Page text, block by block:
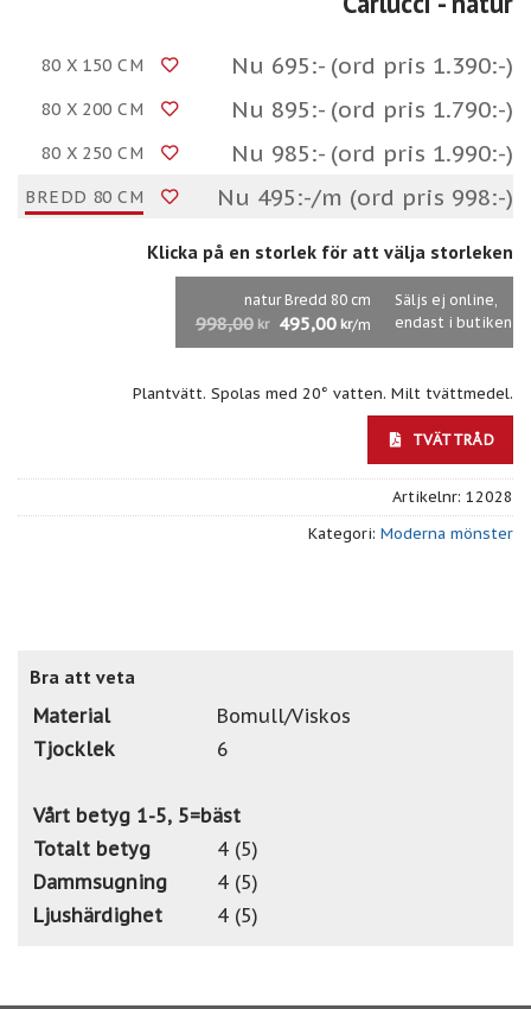
80 X 150 CM Nu 695:- (ord pris 1.390:-)
80 X 200 CM Nu 895:- (ord pris 1.790:-)
80 X 250 CM Nu 985:- (ord pris 1.990:-)
BREDD 80 CM Nu 495:-/m (ord pris 998:-)
Klicka på en storlek för att välja storleken
natur Bredd 80 cm
998,00 kr 495,00 kr/m
Säljs ej online,
endast i butiken
Plantvätt. Spolas med 20° vatten. Milt tvättmedel.
TVÄTTRÅD
Artikelnr: 12028
Kategori: Moderna mönster
Bra att veta
Material
Bomull/Viskos
Tjocklek
6
Vårt betyg 1-5, 5=bäst
Totalt betyg
4 (5)
Dammsugning
4 (5)
Ljushärdighet
4 (5)